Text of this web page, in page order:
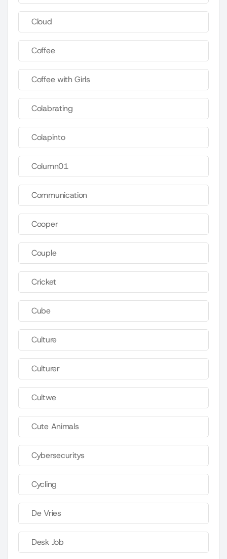
Cloud
Coffee
Coffee with Girls
Colabrating
Colapinto
Column01
Communication
Cooper
Couple
Cricket
Cube
Culture
Culturer
Cultwe
Cute Animals
Cybersecuritys
Cycling
De Vries
Desk Job